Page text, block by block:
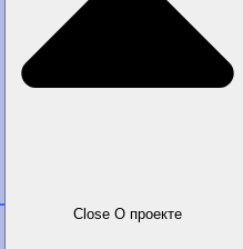
Close О проекте